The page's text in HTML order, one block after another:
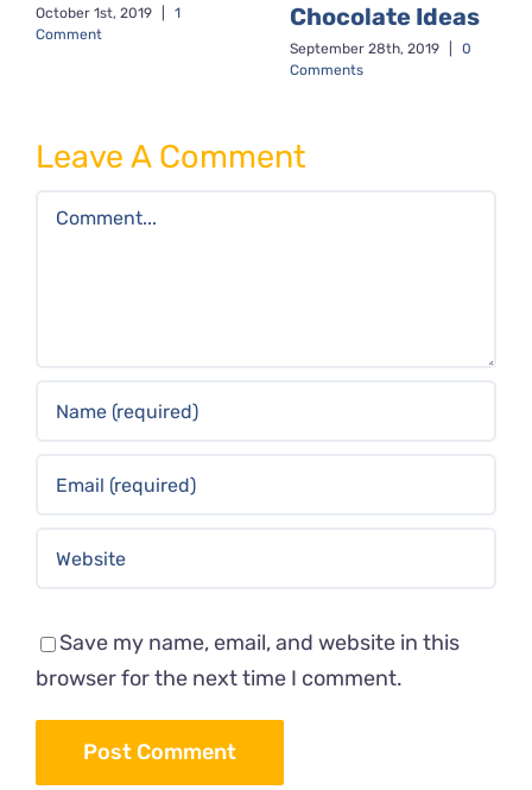
October 1st, 2019
1
Comment
Chocolate Ideas
September 28th, 2019
0
Comments
Leave A Comment
Comment
Save my name, email, and website in this
browser for the next time I comment.